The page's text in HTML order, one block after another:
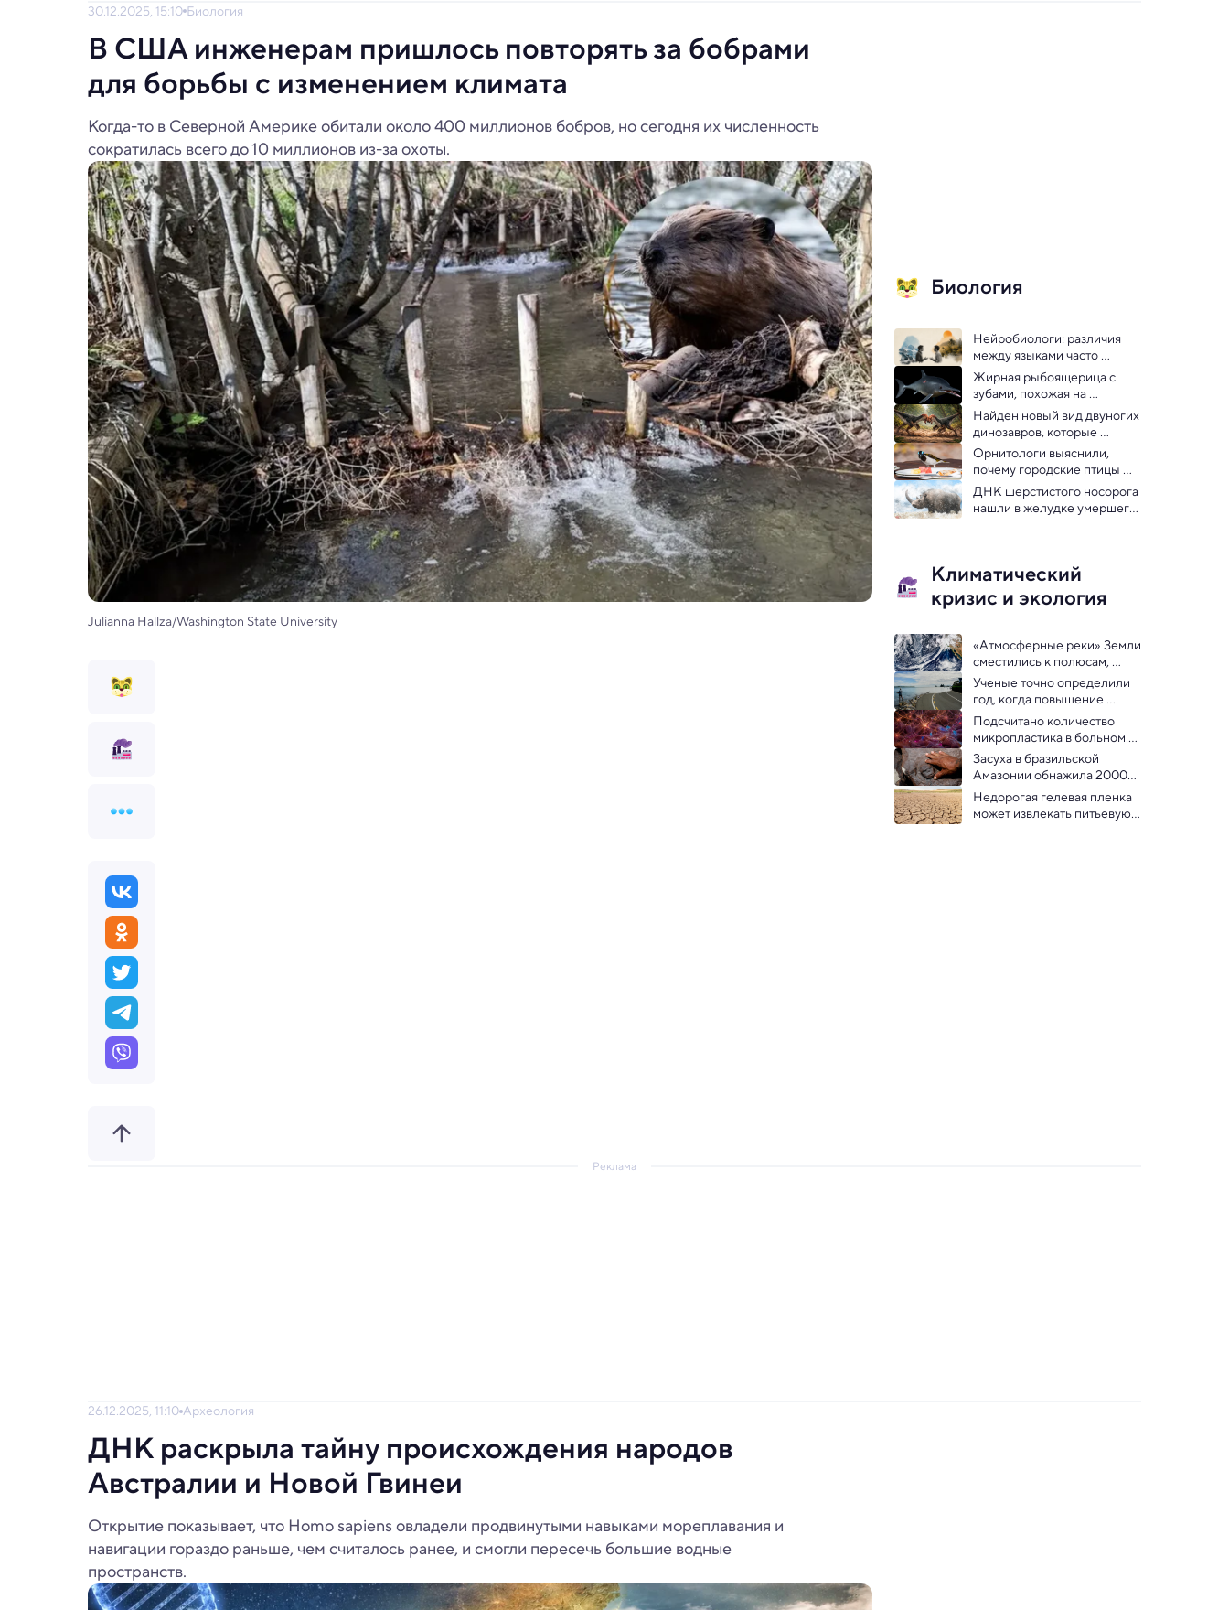
30.12.2025, 15:10 Биология
В США инженерам пришлось повторять за бобрами
для борьбы с изменением климата
Когда-то в Северной Америке обитали около 400 миллионов бобров, но сегодня их численность
сократилась всего до 10 миллионов из-за охоты.
Julianna Hallza/Washington State University
Биология
Нейробиологи: различия
между языками часто
объясняются климатом
Жирная рыбоящерица с
зубами, похожая на
дельфина: воссоздан облик
ихтиозавра
Найден новый вид двуногих
динозавров, которые
дрались, как бараны
Орнитологи выяснили,
почему городские птицы
становятся более яркими
ДНК шерстистого носорога
нашли в желудке умершего
Климатический
кризис и экология
«Атмосферные реки» Земли
сместились к полюсам,
меняя погоду — ученые
Ученые точно определили
год, когда повышение
уровня моря начало
ускоряться
Подсчитано количество
микропластика в больном и
здоровом мозге человека
Засуха в бразильской
Амазонии обнажила 2000-
летние вырезанные на
скале мрачные лица
Недорогая гелевая пленка
может извлекать питьевую
Реклама
26.12.2025, 11:10 Археология
ДНК раскрыла тайну происхождения народов
Австралии и Новой Гвинеи
Открытие показывает, что Homo sapiens овладели продвинутыми навыками мореплавания и
навигации гораздо раньше, чем считалось ранее, и смогли пересечь большие водные
пространств.